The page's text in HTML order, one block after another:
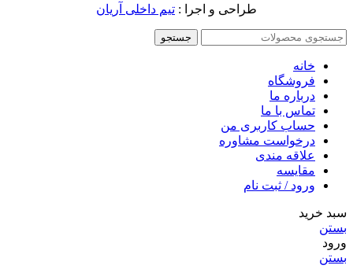
طراحی و اجرا : تیم داخلی آریان
جستجو
خانه
فروشگاه
درباره ما
تماس با ما
حساب کاربری من
درخواست مشاوره
علاقه مندی
مقايسه
ورود / ثبت نام
سبد خرید
بستن
ورود
بستن